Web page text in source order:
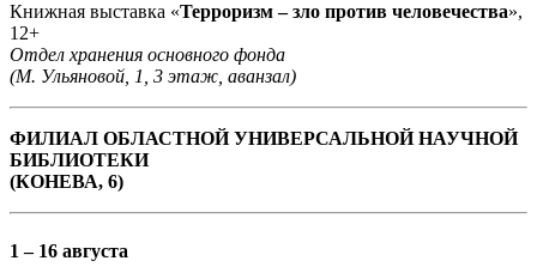
Книжная выставка «Терроризм – зло против человечества»,
12+
Отдел хранения основного фонда
(М. Ульяновой, 1, 3 этаж, аванзал)
ФИЛИАЛ ОБЛАСТНОЙ УНИВЕРСАЛЬНОЙ НАУЧНОЙ
БИБЛИОТЕКИ
(КОНЕВА, 6)
1 – 16 августа